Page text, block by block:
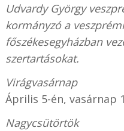
Udvardy György
kormányzó a
főszékesegyházban
szertartásokat.
Virágvasárnap
Április 5-én, vasárnap
Nagycsütörtök